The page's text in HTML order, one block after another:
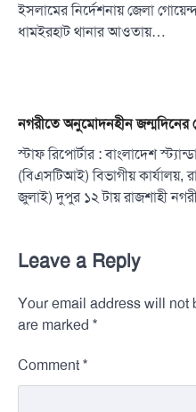
ইসলামের নির্দেশনায় জেলা
ধামইরহাট থানার আওতায়…
নগরীতে অনুমোদনহীন জন্মদিনের
স্টাফ রিপোর্টার : বাংলাদেশ
(বিএসটিআই) বিভাগীয় কার্যালয়,
জুলাই) দুপুর ১২ টায় রাজশাহী
Leave a Reply
Your email address will not
are marked *
Comment *